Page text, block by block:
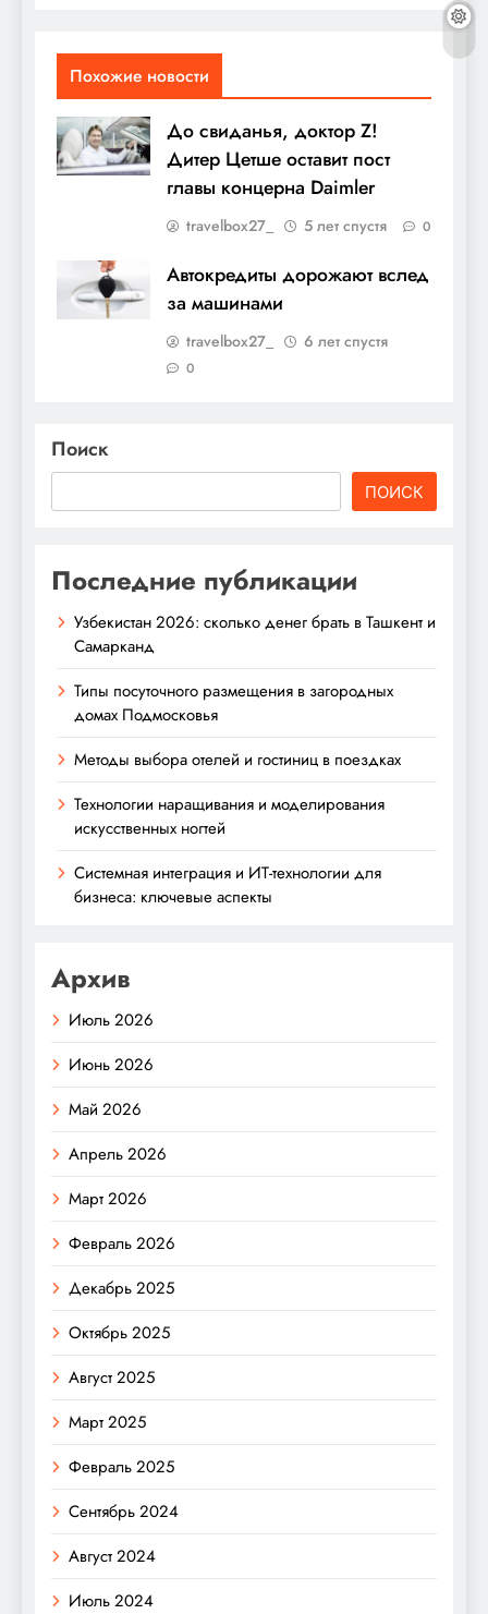
Похожие новости
До свиданья, доктор Z!
Дитер Цетше оставит пост
главы концерна Daimler
travelbox27_ 5 лет спустя 0
Автокредиты дорожают вслед
за машинами
travelbox27_ 6 лет спустя
0
Поиск
ПОИСК
Последние публикации
Узбекистан 2026: сколько денег брать в Ташкент и
Самарканд
Типы посуточного размещения в загородных
домах Подмосковья
Методы выбора отелей и гостиниц в поездках
Технологии наращивания и моделирования
искусственных ногтей
Системная интеграция и ИТ-технологии для
бизнеса: ключевые аспекты
Архив
Июль 2026
Июнь 2026
Май 2026
Апрель 2026
Март 2026
Февраль 2026
Декабрь 2025
Октябрь 2025
Август 2025
Март 2025
Февраль 2025
Сентябрь 2024
Август 2024
Июль 2024